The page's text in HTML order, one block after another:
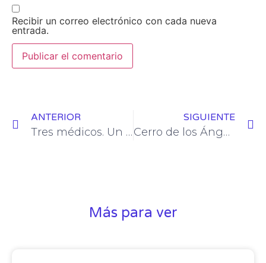
Recibir un correo electrónico con cada nueva
entrada.
ANTERIOR
Tres médicos. Un trasplantado.
SIGUIENTE
Cerro de los Ángeles. Un trasplantado.
Más para ver